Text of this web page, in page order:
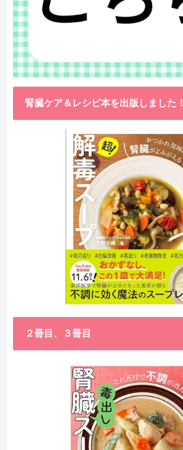
腎臓ケア＆レシピ本を出版しました！
２冊目、３冊目